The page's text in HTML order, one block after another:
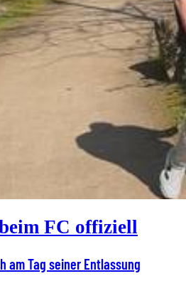
FC offiziell
am Tag seiner Entlassung